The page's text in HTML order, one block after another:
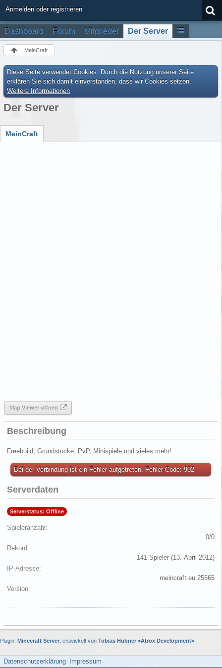
Anmelden oder registrieren
Dashboard Forum Mitglieder Der Server
MeinCraft
Diese Seite verwendet Cookies. Durch die Nutzung unserer Seite
erklären Sie sich damit einverstanden, dass wir Cookies setzen.
Weitere Informationen
Der Server
MeinCraft
Map Viewer öffnen
Beschreibung
Freebuild, Gründstücke, PvP, Minispiele und vieles mehr!
Bei der Verbindung ist ein Fehler aufgetreten. Fehler-Code: 902
Serverdaten
Serverstatus: Offline
Spieleranzahl
0/0
Rekord
141 Spieler (13. April 2012)
IP-Adresse
meincraft.eu:25565
Version
Plugin: Minecraft Server , entwickelt von Tobias Hübner <Atrox Development>
Datenschutzerklärung Impressum